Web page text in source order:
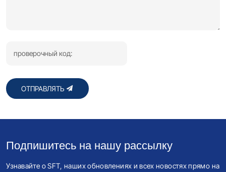
ОТПРАВЛЯТЬ
Подпишитесь на нашу рассылку
Узнавайте о SFT, наших обновлениях и всех новостях прямо на